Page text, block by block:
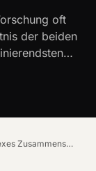
oft
der beiden
Autophagie und Krebs: Ein komplexes Zusammenspiel